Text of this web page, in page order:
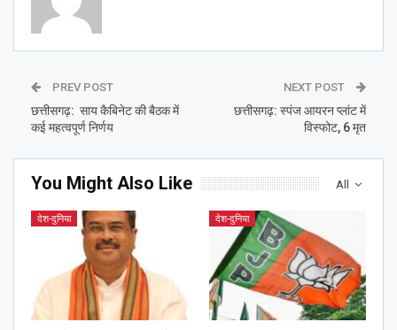
PREV POST
छत्तीसगढ़: साय कैबिनेट की बैठक में
कई महत्वपूर्ण निर्णय
NEXT POST
छत्तीसगढ़: स्पंज आयरन प्लांट में
विस्फोट, 6 मृत
All
You Might Also Like
देश-दुनिया देश-दुनिया